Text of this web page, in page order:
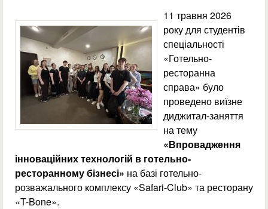
11 травня 2026
року для студентів
спеціальності
«Готельно-
ресторанна
справа» було
проведено виїзне
диджитал-заняття
на тему
«Впровадження
інноваційних технологій в готельно-
ресторанному бізнесі» на базі готельно-
розважального комплексу «Safari-Club» та ресторану
«T-Bone».